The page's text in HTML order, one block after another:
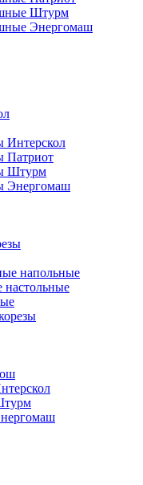
Штурм
Энергомаш
Интерскол
Патриот
Штурм
Энергомаш
напольные
настольные